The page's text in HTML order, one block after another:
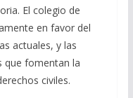
El colegio de
en favor del
actuales, y las
que fomentan la
civiles.